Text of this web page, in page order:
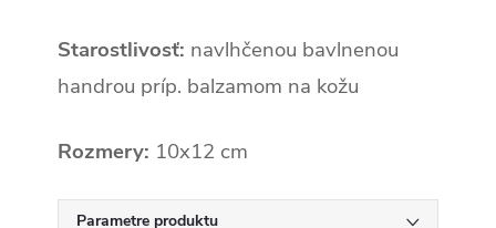
Starostlivosť: navlhčenou bavlnenou
handrou príp. balzamom na kožu
Rozmery: 10x12 cm
Parametre produktu